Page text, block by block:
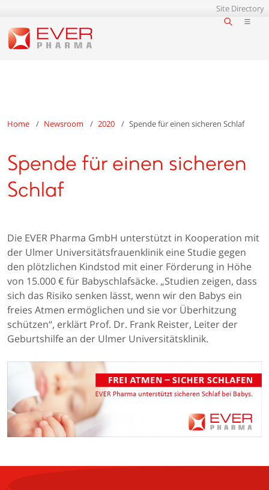
Site Directory
Home Newsroom 2020 Spende für einen sicheren Schlaf
Spende für einen sicheren
Schlaf
Die EVER Pharma GmbH unterstützt in Kooperation mit
der Ulmer Universitätsfrauenklinik eine Studie gegen
den plötzlichen Kindstod mit einer Förderung in Höhe
von 15.000 € für Babyschlafsäcke. „Studien zeigen, dass
sich das Risiko senken lässt, wenn wir den Babys ein
freies Atmen ermöglichen und sie vor Überhitzung
schützen“, erklärt Prof. Dr. Frank Reister, Leiter der
Geburtshilfe an der Ulmer Universitätsklinik.